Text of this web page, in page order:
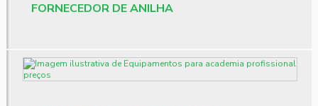
Fornecedor de step
Material para crossfit
FORNECEDOR DE ANILHA